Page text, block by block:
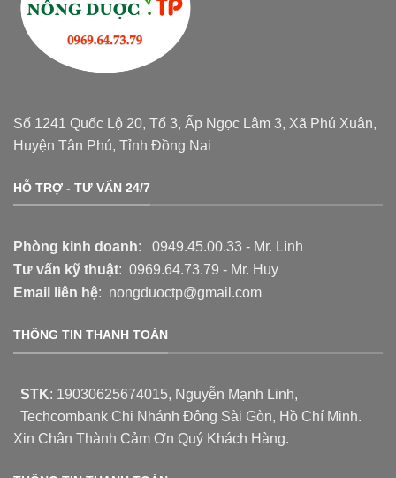
Số 1241 Quốc Lộ 20, Tổ 3, Ấp Ngọc Lâm 3, Xã Phú Xuân,
Huyện Tân Phú, Tỉnh Đồng Nai
HỖ TRỢ - TƯ VẤN 24/7
Phòng kinh doanh: 0949.45.00.33 - Mr. Linh
Tư vấn kỹ thuật: 0969.64.73.79 - Mr. Huy
Email liên hệ: nongduoctp@gmail.com
THÔNG TIN THANH TOÁN
STK: 19030625674015, Nguyễn Mạnh Linh,
Techcombank Chi Nhánh Đông Sài Gòn, Hồ Chí Minh.
Xin Chân Thành Cảm Ơn Quý Khách Hàng.